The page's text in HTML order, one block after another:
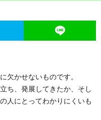
欠かせないものです。
ち、発展してきたか、そし
人にとってわかりにくいも